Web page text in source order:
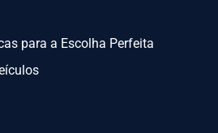
para a Escolha Perfeita